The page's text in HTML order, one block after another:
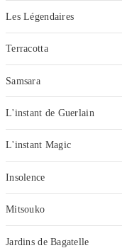
Les Légendaires
Terracotta
Samsara
L'instant de Guerlain
L'instant Magic
Insolence
Mitsouko
Jardins de Bagatelle